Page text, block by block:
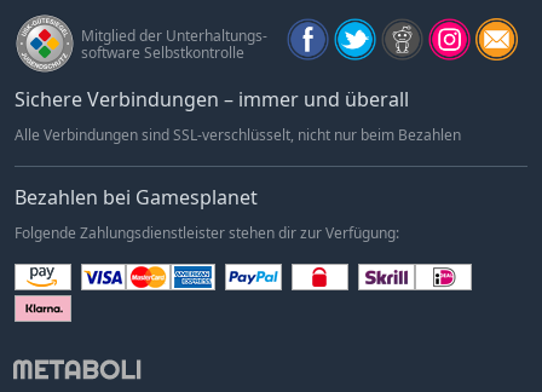
Materialien und ganze Produktionsketten zwischen den
höhlenartigen Schichten unter der Planetenoberfläche zu
transportieren und entdecke neue Biome und die Ressourcen,
Chancen und Bedrohungen, die sie mit sich bringen. Wenn du
deine Produktion optimieren willst, musst du nicht nur jede
Übernimm die monumentale Aufgabe, die Schichten des
Plattformen, die Rohmaterial, verarbeitete Güter und Fabrik-
Infrastruktur transportieren. Wenn du durch weitere
Schichten bohrst, wirst du auf neue Herausforderungen
Welt bewältigen musst – du wirst zusätzliche Werkzeuge
Mitglied der Unterhaltungs-
software Selbstkontrolle
Sichere Verbindungen – immer und überall
Alle Verbindungen sind SSL-verschlüsselt, nicht nur beim Bezahlen
Bezahlen bei Gamesplanet
Folgende Zahlungsdienstleister stehen dir zur Verfügung: